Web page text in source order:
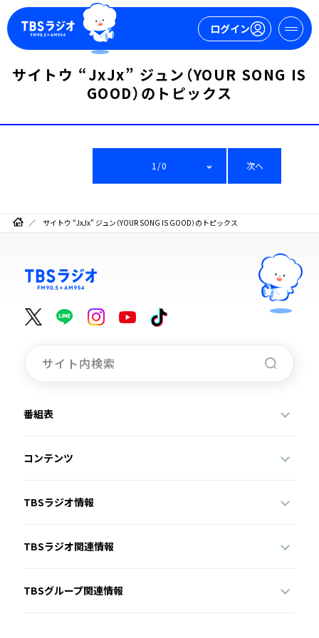
ログイン
マイページ
ログイン 新規会員登録
週間番組表
トピックス
TBS Podcast
お知らせ
YouTube
サイトウ “JxJx” ジュン（YOUR SONG IS
GOOD）のトピックス
1/0 次へ
サイトウ “JxJx” ジュン（YOUR SONG IS GOOD）のトピックス
番組表
コンテンツ
TBSラジオ情報
TBSラジオ関連情報
TBSグループ関連情報